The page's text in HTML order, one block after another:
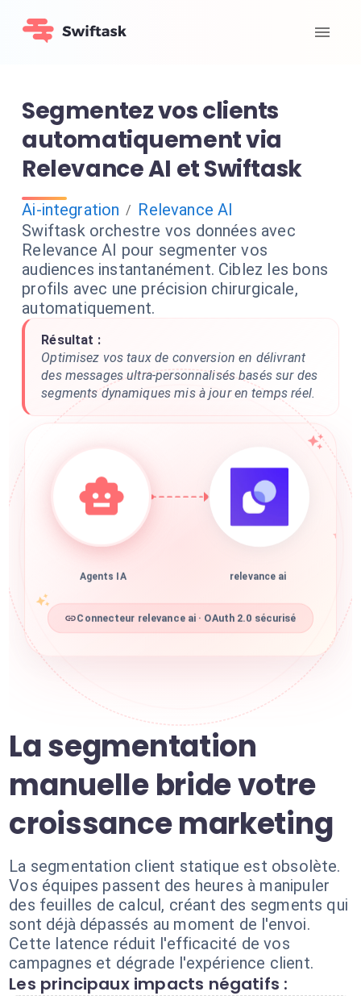
Segmentez vos clients
automatiquement via
Relevance AI et Swiftask
Ai-integration / Relevance AI
Swiftask orchestre vos données avec
Relevance AI pour segmenter vos
audiences instantanément. Ciblez les bons
profils avec une précision chirurgicale,
automatiquement.
Résultat :
Optimisez vos taux de conversion en délivrant
des messages ultra-personnalisés basés sur des
segments dynamiques mis à jour en temps réel.
Agents IA relevance ai
Connecteur relevance ai · OAuth 2.0 sécurisé
La segmentation
manuelle bride votre
croissance marketing
La segmentation client statique est obsolète.
Vos équipes passent des heures à manipuler
des feuilles de calcul, créant des segments qui
sont déjà dépassés au moment de l'envoi.
Cette latence réduit l'efficacité de vos
campagnes et dégrade l'expérience client.
Les principaux impacts négatifs :